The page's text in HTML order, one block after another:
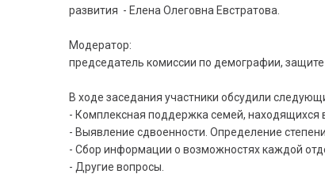
развития - Елена Олеговна Евстратова.
Модератор:
председатель комиссии по демографии,
В ходе заседания участники обсудили
- Комплексная поддержка семей, находящихся
- Выявление сдвоенности. Определение
- Сбор информации о возможностях каждой
- Другие вопросы.